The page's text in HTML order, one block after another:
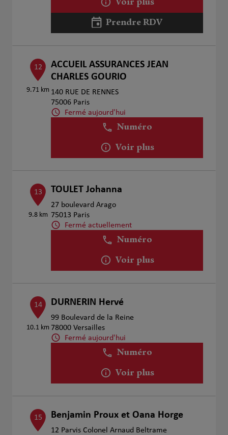
Voir plus
Prendre RDV
12
9.71 km
ACCUEIL ASSURANCES JEAN
CHARLES GOURIO
140 RUE DE RENNES
75006 Paris
Fermé aujourd'hui
Numéro
Voir plus
13
9.8 km
TOULET Johanna
27 boulevard Arago
75013 Paris
Fermé actuellement
Numéro
Voir plus
14
10.1 km
DURNERIN Hervé
99 Boulevard de la Reine
78000 Versailles
Fermé aujourd'hui
Numéro
Voir plus
15 Benjamin Proux et Oana Horge
12 Parvis Colonel Arnaud Beltrame